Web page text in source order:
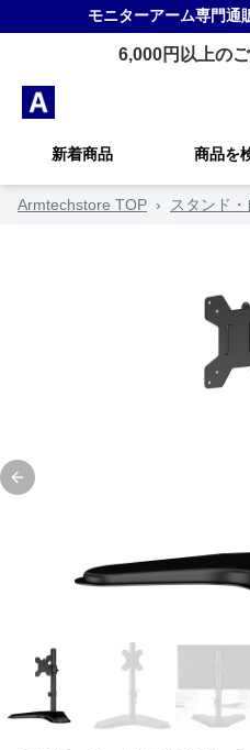
モニターアーム専門通
6,000円以上の
新着商品 商品を
Armtechstore TOP › スタンド
Previous slide